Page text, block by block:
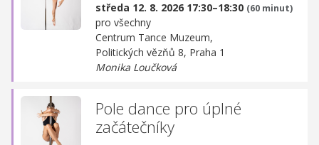
středa 12. 8. 2026 17:30–18:30 (60 minut)
pro všechny
Centrum Tance Muzeum,
Politických vězňů 8, Praha 1
Monika Loučková
Pole dance pro úplné
začátečníky